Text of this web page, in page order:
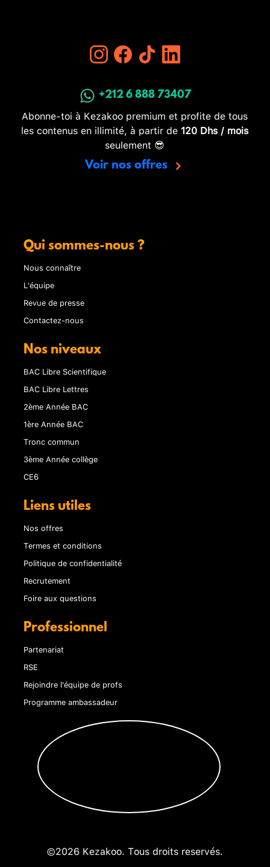
+212 6 888 73407
Abonne-toi à Kezakoo premium et profite de tous
les contenus en illimité, à partir de 120 Dhs / mois
seulement 😎
Voir nos offres
Qui sommes-nous ?
Nous connaître
L'équipe
Revue de presse
Contactez-nous
Nos niveaux
BAC Libre Scientifique
BAC Libre Lettres
2ème Année BAC
1ère Année BAC
Tronc commun
3ème Année collège
CE6
Liens utiles
Nos offres
Termes et conditions
Politique de confidentialité
Recrutement
Foire aux questions
Professionnel
Partenariat
RSE
Rejoindre l'équipe de profs
Programme ambassadeur
©2026 Kezakoo. Tous droits reservés.